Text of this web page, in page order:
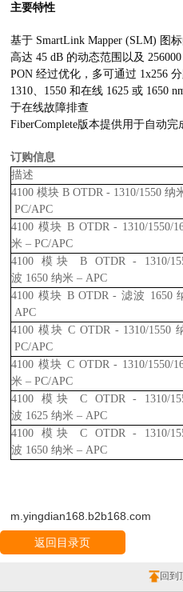
主要特性
基于 SmartLink Mapper (SLM) 图
高达 45 dB 的动态范围以及
PON经过优化，多可通过 1x256
1310
1550和在线 1625或 1650
于在线故障排查
FiberComplete版本提供用于自动完
订购信息
描述
4100模块 B OTDR - 1310/1550纳
PC/APC
4100 模块 B OTDR - 1310/1550/
米 – PC/APC
4100 模块 B OTDR - 1310/
波 1650纳米 – APC
4100 模块 B OTDR - 滤波 1650
APC
4100 模块 C OTDR - 1310/1550
PC/APC
4100 模块 C OTDR - 1310/1550/
米 – PC/APC
4100 模块 C OTDR - 1310/
波 1625纳米 – APC
4100 模块 C OTDR - 1310/
波 1650纳米 – APC
m.yingdian168.b2b168.com
返回目录页
回到